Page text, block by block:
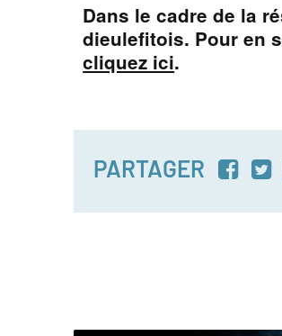
Dans le cadre de la
dieulefitois. Pour en
cliquez ici.
PARTAGER